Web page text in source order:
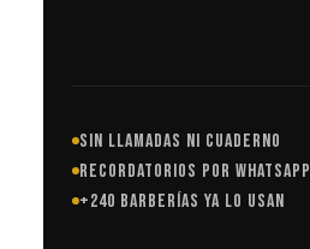
SIN LLAMADAS NI CUADERNO
RECORDATORIOS POR WHATSAPP
+240 BARBERÍAS YA LO USAN